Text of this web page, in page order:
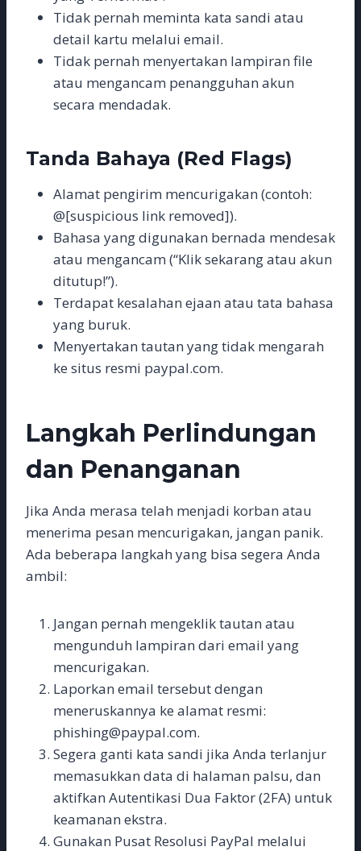
Tidak pernah meminta kata sandi atau
detail kartu melalui email.
Tidak pernah menyertakan lampiran file
atau mengancam penangguhan akun
secara mendadak.
Tanda Bahaya (Red Flags)
Alamat pengirim mencurigakan (contoh:
@[suspicious link removed]).
Bahasa yang digunakan bernada mendesak
atau mengancam (“Klik sekarang atau akun
ditutup!”).
Terdapat kesalahan ejaan atau tata bahasa
yang buruk.
Menyertakan tautan yang tidak mengarah
ke situs resmi paypal.com.
Langkah Perlindungan
dan Penanganan
Jika Anda merasa telah menjadi korban atau
menerima pesan mencurigakan, jangan panik.
Ada beberapa langkah yang bisa segera Anda
ambil:
Jangan pernah mengeklik tautan atau
mengunduh lampiran dari email yang
mencurigakan.
Laporkan email tersebut dengan
meneruskannya ke alamat resmi:
phishing@paypal.com.
Segera ganti kata sandi jika Anda terlanjur
memasukkan data di halaman palsu, dan
aktifkan Autentikasi Dua Faktor (2FA) untuk
keamanan ekstra.
Gunakan Pusat Resolusi PayPal melalui